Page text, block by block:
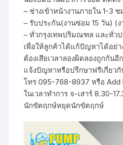
– ช่างเข้าหน้างานภายใน 1-3 ช
– รับประกัน(งานซ่อม 15 วัน) (
– ทั่วกรุงเทพปริมณฑล และทั่ว
เพื่อให้ลูกค้าได้แก้ปัญหาได้อย่
ต้องเสียเวลาลองผิดลองถูกกันอี
แจ้งปัญหาหรือปรึกษาฟรีเกี่ยว
โทร 095-768-8937 หรือ Add
ในเวลาทำการ จ-เสาร์ 8.30-
นักขัตฤกษ์หยุดนักขัตฤกษ์